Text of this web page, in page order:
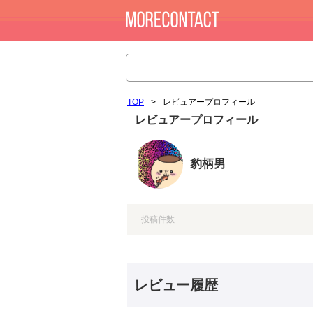
TOP > レビュアープロフィール
レビュアープロフィール
豹柄男
投稿件数
レビュー履歴